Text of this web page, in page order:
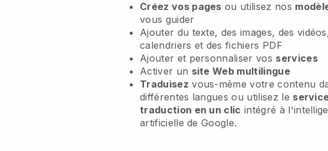
Créez vos pages ou utilisez nos
vous guider
Ajouter du texte, des images, des
calendriers et des fichiers PDF
Ajouter et personnaliser vos services
Activer un site Web multilingue
Traduisez vous-même votre contenu
différentes langues ou utilisez le
traduction en un clic intégré à
artificielle de Google.